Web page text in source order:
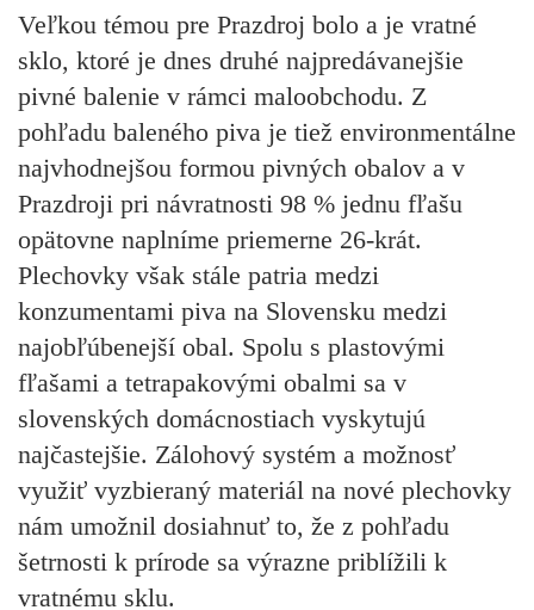
Veľkou témou pre Prazdroj bolo a je vratné
sklo, ktoré je dnes druhé najpredávanejšie
pivné balenie v rámci maloobchodu. Z
pohľadu baleného piva je tiež environmentálne
najvhodnejšou formou pivných obalov a v
Prazdroji pri návratnosti 98 % jednu fľašu
opätovne naplníme priemerne 26-krát.
Plechovky však stále patria medzi
konzumentami piva na Slovensku medzi
najobľúbenejší obal. Spolu s plastovými
fľašami a tetrapakovými obalmi sa v
slovenských domácnostiach vyskytujú
najčastejšie. Zálohový systém a možnosť
využiť vyzbieraný materiál na nové plechovky
nám umožnil dosiahnuť to, že z pohľadu
šetrnosti k prírode sa výrazne priblížili k
vratnému sklu.